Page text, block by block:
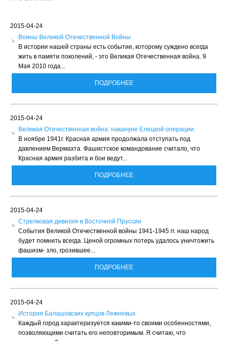
2015-04-24
Воины Великой Отечественной Войны
В истории нашей страны есть событие, которому суждено всегда
жить в памяти поколений, - это Великая Отечественная война. 9
Мая 2010 года...
ПОДРОБНЕЕ
2015-04-24
Великая Отечественная война: накануне Елецкой операции.
В ноябре 1941г. Красная армия продолжала отступать под
давлением Вермахта. Фашистское командование считало, что
Красная армия разбита и бои ведут...
ПОДРОБНЕЕ
2015-04-24
Стрелковая дивизия в Восточной Пруссии
События Великой Отечественной войны 1941-1945 гг. наш народ
будет помнить всегда. Ценой огромных потерь удалось уничтожить
фашизм- зло, грозившее...
ПОДРОБНЕЕ
2015-04-24
История Балашовских купцов Лежневых
Каждый город характеризуется какими-то своими особенностями,
позволяющими считать его неповторимым. Я считаю, что